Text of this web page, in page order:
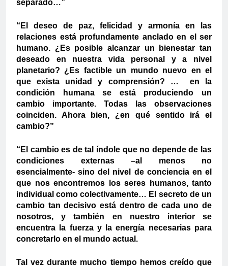
separado…”
“El deseo de paz, felicidad y armonía en las
relaciones está profundamente anclado en el ser
humano. ¿Es posible alcanzar un bienestar tan
deseado en nuestra vida personal y a nivel
planetario? ¿Es factible un mundo nuevo en el
que exista unidad y comprensión? … en la
condición humana se está produciendo un
cambio importante. Todas las observaciones
coinciden. Ahora bien, ¿en qué sentido irá el
cambio?”
“El cambio es de tal índole que no depende de las
condiciones externas –al menos no
esencialmente- sino del nivel de conciencia en el
que nos encontremos los seres humanos, tanto
individual como colectivamente… El secreto de un
cambio tan decisivo está dentro de cada uno de
nosotros, y también en nuestro interior se
encuentra la fuerza y la energía necesarias para
concretarlo en el mundo actual.
Tal vez durante mucho tiempo hemos creído que